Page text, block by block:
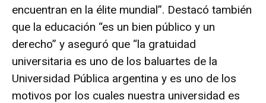
encuentran en la élite mundial”. Destacó también
que la educación “es un bien público y un
derecho” y aseguró que “la gratuidad
universitaria es uno de los baluartes de la
Universidad Pública argentina y es uno de los
motivos por los cuales nuestra universidad es